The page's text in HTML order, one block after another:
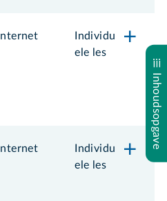
Inhoudsopgave
Internet
Individu
ele les
Internet
Individu
ele les